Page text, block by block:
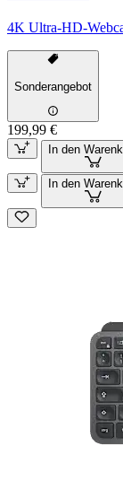
4K Ultra-HD-
Sonderangebot
199,99 €
In den
In den